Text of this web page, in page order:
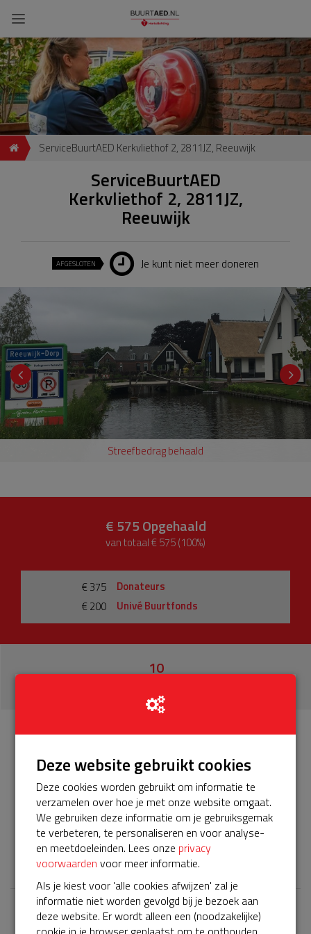
ServiceBuurtAED Kerkvliethof 2, 2811JZ, Reeuwijk
ServiceBuurtAED
Kerkvliethof 2, 2811JZ,
Reeuwijk
AFGESLOTEN Je kunt niet meer doneren
Streefbedrag behaald
€ 575Opgehaald
van totaal € 575 (100%)
€ 375
Donateurs
€ 200
Univé Buurtfonds
10
Het servicepakket van onze BuurtAED verloopt bijna en
moet worden verlengd, zodat onze AED gebruiksklaar
blijft. Help je mee? Doneer voor ons servicepakket!
𝕏
Laatste donaties
Deze website gebruikt cookies
Deze cookies worden gebruikt om informatie te
verzamelen over hoe je met onze website omgaat.
We gebruiken deze informatie om je gebruiksgemak
te verbeteren, te personaliseren en voor analyse-
en meetdoeleinden. Lees onze privacy
voorwaarden voor meer informatie.
Als je kiest voor 'alle cookies afwijzen' zal je
informatie niet worden gevolgd bij je bezoek aan
deze website. Er wordt alleen een (noodzakelijke)